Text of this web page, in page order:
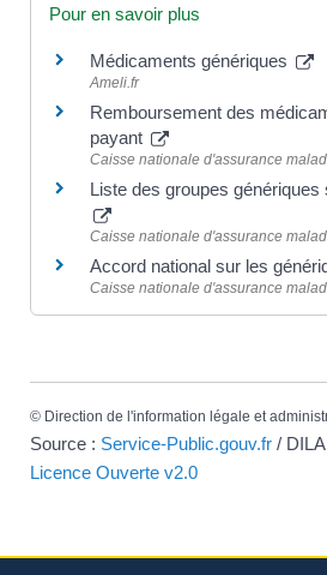
Pour en savoir plus
Médicaments génériques
Ameli.fr
Remboursement des
payant
Caisse nationale d'assurance
Liste des groupes génériques
Caisse nationale d'assurance
Accord national sur les
Caisse nationale d'assurance
© Direction de l'information légale et
Source : Service-Public.gouv.fr /
Licence Ouverte v2.0